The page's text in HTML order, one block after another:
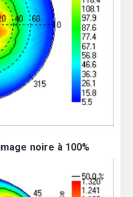
noire à 100%